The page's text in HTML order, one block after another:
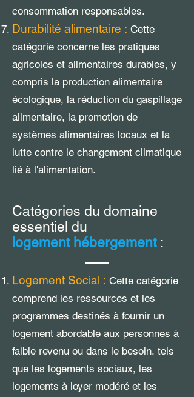
consommation responsables.
Durabilité alimentaire : Cette
catégorie concerne les pratiques
agricoles et alimentaires durables, y
compris la production alimentaire
écologique, la réduction du gaspillage
alimentaire, la promotion de
systèmes alimentaires locaux et la
lutte contre le changement climatique
lié à l'alimentation.
Catégories du domaine
essentiel du
logement hébergement:
Logement Social : Cette catégorie
comprend les ressources et les
programmes destinés à fournir un
logement abordable aux personnes à
faible revenu ou dans le besoin, tels
que les logements sociaux, les
logements à loyer modéré et les